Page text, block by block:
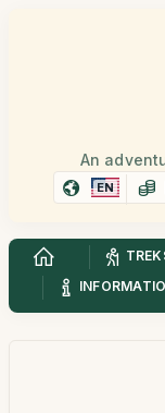
An
EN